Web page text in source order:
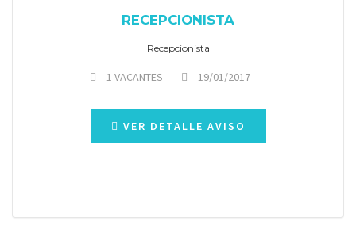
RECEPCIONISTA
Recepcionista
1 VACANTES 19/01/2017
VER DETALLE AVISO